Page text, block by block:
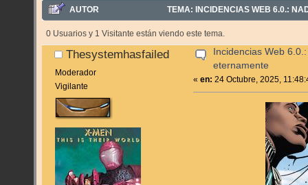
AUTOR TEMA: INCIDENCIAS WEB 6.0.:
0 Usuarios y 1 Visitante están viendo este tema.
Thesystemhasfailed
Moderador
Vigilante
Incidencias Web
eternamente
«en: 24 Octubre, 2025,